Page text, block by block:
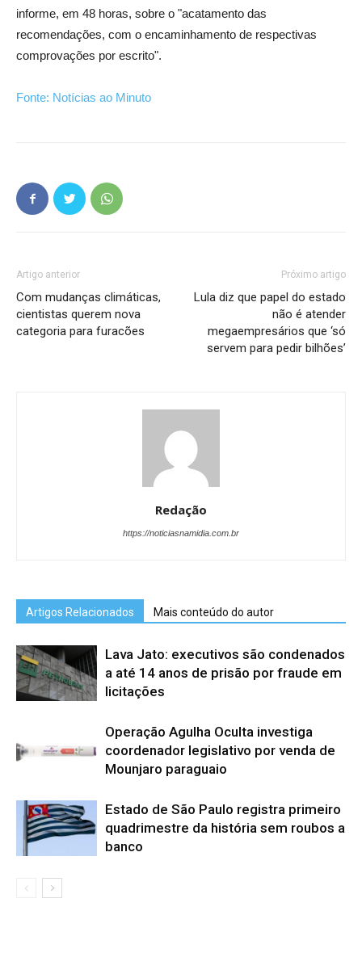
informe, em 48 horas, sobre o "acatamento das
recomendações, com o encaminhamento de respectivas
comprovações por escrito".
Fonte: Notícias ao Minuto
Artigo anterior
Com mudanças climáticas,
cientistas querem nova
categoria para furacões
Próximo artigo
Lula diz que papel do estado
não é atender
megaempresários que ‘só
servem para pedir bilhões’
Redação
https://noticiasnamidia.com.br
Artigos Relacionados Mais conteúdo do autor
Lava Jato: executivos são condenados
a até 14 anos de prisão por fraude em
licitações
Operação Agulha Oculta investiga
coordenador legislativo por venda de
Mounjaro paraguaio
Estado de São Paulo registra primeiro
quadrimestre da história sem roubos a
banco